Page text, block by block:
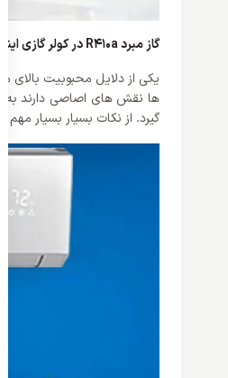
گاز مبرد R410a در کولر گازی اینورتر 24000 گری مدل PULAR
گیرد. از نکات بسیار بسیار